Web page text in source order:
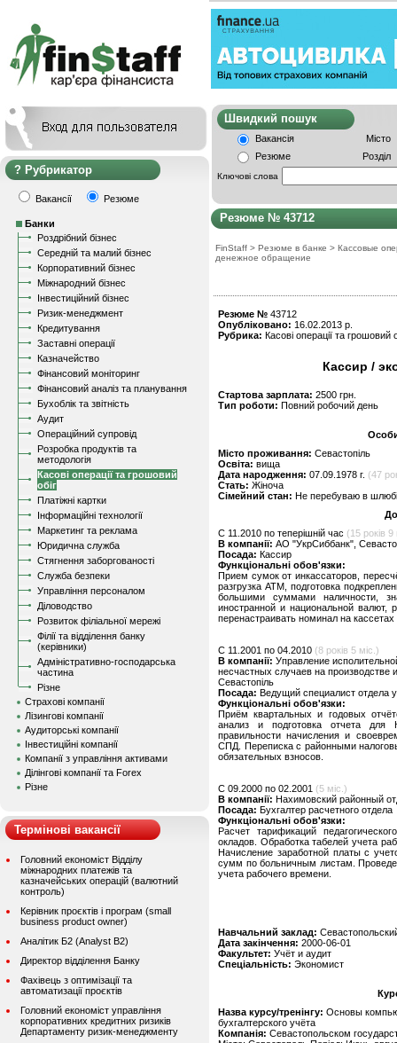
Рубрикатор
Вакансії Резюме
Банки
Роздрібний бізнес
Середній та малий бізнес
Корпоративний бізнес
Міжнародний бізнес
Інвестиційний бізнес
Ризик-менеджмент
Кредитування
Заставні операції
Казначейство
Фінансовий моніторинг
Фінансовий аналіз та планування
Бухоблік та звітність
Аудит
Операційний супровід
Розробка продуктів та
методологія
Касові операції та грошовий
обіг
Платіжні картки
Інформаційні технології
Маркетинг та реклама
Юридична служба
Стягнення заборгованості
Служба безпеки
Управління персоналом
Діловодство
Розвиток філіальної мережі
Філії та відділення банку
(керівники)
Адміністративно-господарська
частина
Різне
Страхові компанії
Лізингові компанії
Аудиторські компанії
Інвестиційні компанії
Компанії з управління активами
Ділінгові компанії та Forex
Різне
Термінові вакансії
Головний економіст Відділу
міжнародних платежів та
казначейських операцій (валютний
контроль)
Керівник проєктів і програм (small
business product owner)
Аналітик Б2 (Analyst B2)
Директор відділення Банку
Фахівець з оптимізації та
автоматизації проєктів
Головний економіст управління
корпоративних кредитних ризиків
Департаменту ризик-менеджменту
Швидкий
Вакансія
Місто
Резюме
Розділ
Ключові слова
Резюме № 43712
FinStaff > Резюме в банке > Кассовые
денежное обращение
Резюме № 43712
Опубліковано: 16.02.2013 р.
Рубрика: Касові операції та грошовий
Кассир /
Стартова зарплата: 2500 грн.
Тип роботи: Повний робочий день
Місто проживання: Севастопіль
Освіта: вища
Дата народження: 07.09.1978 г. (47
Стать: Жіноча
Сімейний стан: Не перебуваю в
C 11.2010 по теперішній час (15 років 9
В компанії: АО "УкрСиббанк",
Посада: Кассир
Функціональні обов'язки:
Прием сумок от инкассаторов,
разгрузка АТМ, подготовка
большими суммами наличности,
иностранной и национальной
перенастраивать номинал на
C 11.2001 по 04.2010 (8 років 5 міс.)
В компанії: Управление
несчастных случаев на
Севастопіль
Посада: Ведущий специалист отдела
Функціональні обов'язки:
Приём квартальных и годовых
анализ и подготовка отчета для
правильности начисления и
СПД. Переписка с районными
обязательных взносов.
C 09.2000 по 02.2001 (5 міс.)
В компанії: Нахимовский районный
Посада: Бухгалтер расчетного отдела
Функціональні обов'язки:
Расчет тарификаций
окладов. Обработка табелей учета
Начисление заработной платы с
сумм по больничным листам.
учета рабочего времени.
Навчальний заклад:
Дата закінчення: 2000-06-01
Факультет: Учёт и аудит
Спеціальність: Экономист
Назва курсу/тренінгу: Основы
бухгалтерского учёта
Компанія: Севастопольском